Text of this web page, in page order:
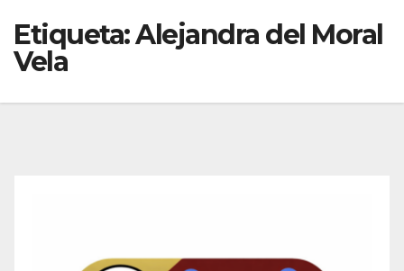
Etiqueta:Alejandra del Moral
Vela